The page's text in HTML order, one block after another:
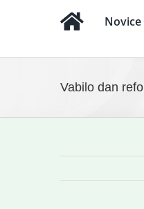
Novice
Vabilo dan